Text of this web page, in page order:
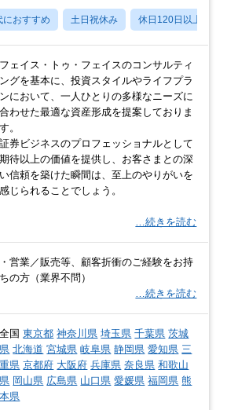
におすすめ 土日祝休み 休日120日以上
フェイス・トゥ・フェイスのコンサルティ
ングを基本に、投資スタイルやライフプラ
ンにおいて、一人ひとりの多様なニーズに
合わせた最適な資産形成を提案しておりま
す。
証券ビジネスのプロフェッショナルとして
期待以上の価値を提供し、お客さまとの深
い信頼を築けた瞬間は、至上のやりがいを
感じられることでしょう。
…続きを読む
・営業／販売等、顧客折衝のご経験をお持
ちの方（業界不問）
…続きを読む
全国東京都 神奈川県 埼玉県 千葉県 茨城
県 北海道 宮城県 岐阜県 静岡県 愛知県 三
重県 京都府 大阪府 兵庫県 奈良県 和歌山
県 岡山県 広島県 山口県 愛媛県 福岡県 熊
本県